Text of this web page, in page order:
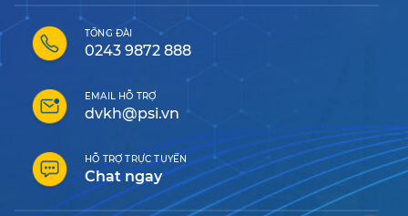
TỔNG ĐÀI
0243 9872 888
EMAIL HỖ TRỢ
dvkh@psi.vn
HỖ TRỢ TRỰC TUYẾN
Chat ngay